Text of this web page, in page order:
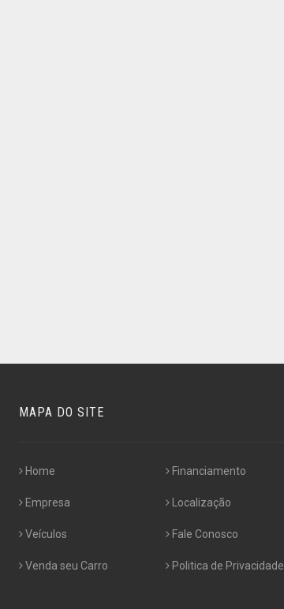
MAPA DO SITE
Home
Empresa
Veículos
Venda seu Carro
Financiamento
Localização
Fale Conosco
Politica de Privacidade